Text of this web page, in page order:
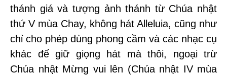
thánh giá và tượng ảnh thánh từ Chúa nhật
thứ V mùa Chay, không hát Alleluia, cũng như
chỉ cho phép dùng phong cầm và các nhạc cụ
khác để giữ giọng hát mà thôi, ngoại trừ
Chúa nhật Mừng vui lên (Chúa nhật IV mùa